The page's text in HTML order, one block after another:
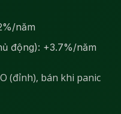
năm
động): +3.7%/năm
(đỉnh), bán khi panic